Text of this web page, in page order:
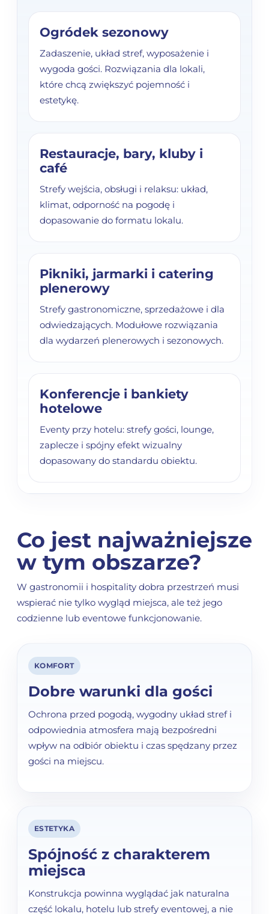
Ogródek sezonowy
Zadaszenie, układ stref, wyposażenie i
wygoda gości. Rozwiązania dla lokali,
które chcą zwiększyć pojemność i
estetykę.
Restauracje, bary, kluby i
café
Strefy wejścia, obsługi i relaksu: układ,
klimat, odporność na pogodę i
dopasowanie do formatu lokalu.
Pikniki, jarmarki i catering
plenerowy
Strefy gastronomiczne, sprzedażowe i dla
odwiedzających. Modułowe rozwiązania
dla wydarzeń plenerowych i sezonowych.
Konferencje i bankiety
hotelowe
Eventy przy hotelu: strefy gości, lounge,
zaplecze i spójny efekt wizualny
dopasowany do standardu obiektu.
Co jest najważniejsze
w tym obszarze?
W gastronomii i hospitality dobra przestrzeń musi
wspierać nie tylko wygląd miejsca, ale też jego
codzienne lub eventowe funkcjonowanie.
KOMFORT
Dobre warunki dla gości
Ochrona przed pogodą, wygodny układ stref i
odpowiednia atmosfera mają bezpośredni
wpływ na odbiór obiektu i czas spędzany przez
gości na miejscu.
ESTETYKA
Spójność z charakterem
miejsca
Konstrukcja powinna wyglądać jak naturalna
część lokalu, hotelu lub strefy eventowej, a nie